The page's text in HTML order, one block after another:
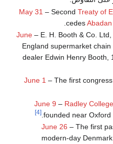
May 31 – Second Treaty of
cedes
June– E. H. Booth & Co.
England supermarket chain
dealer Edwin Henry Booth,
June 1 – The first
June 9 – Radley College
founded near Oxford
[4]
June 26 – The first
modern-day